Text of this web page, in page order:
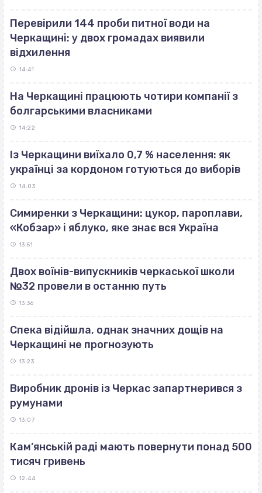
Перевірили 144 проби питної води на
Черкащині: у двох громадах виявили
відхилення
14:41
На Черкащині працюють чотири компанії з
болгарськими власниками
14:22
Із Черкащини виїхало 0,7 % населення: як
українці за кордоном готуються до виборів
14:03
Симиренки з Черкащини: цукор, пароплави,
«Кобзар» і яблуко, яке знає вся Україна
13:51
Двох воїнів-випускників черкаської школи
№32 провели в останню путь
13:36
Спека відійшла, однак значних дощів на
Черкащині не прогнозують
13:23
Виробник дронів із Черкас запартнерився з
румунами
13:07
Кам’янській раді мають повернути понад 500
тисяч гривень
12:44